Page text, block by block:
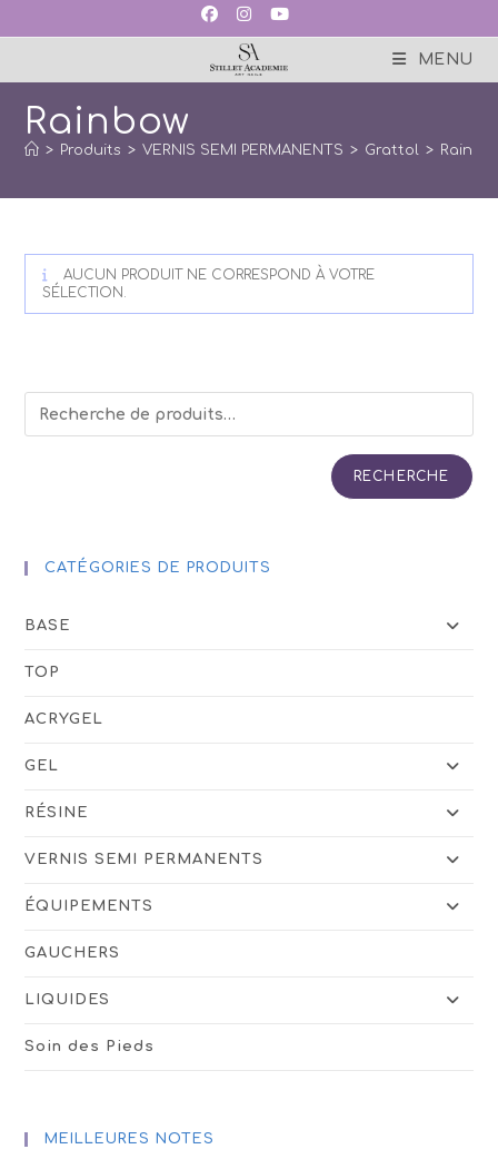
MENU
Rainbow
> Produits > VERNIS SEMI PERMANENTS > Grattol >
AUCUN PRODUIT NE CORRESPOND À VOTRE
SÉLECTION.
RECHERCHE
CATÉGORIES DE PRODUITS
BASE
TOP
ACRYGEL
GEL
RÉSINE
VERNIS SEMI PERMANENTS
ÉQUIPEMENTS
GAUCHERS
LIQUIDES
Soin des Pieds
MEILLEURES NOTES